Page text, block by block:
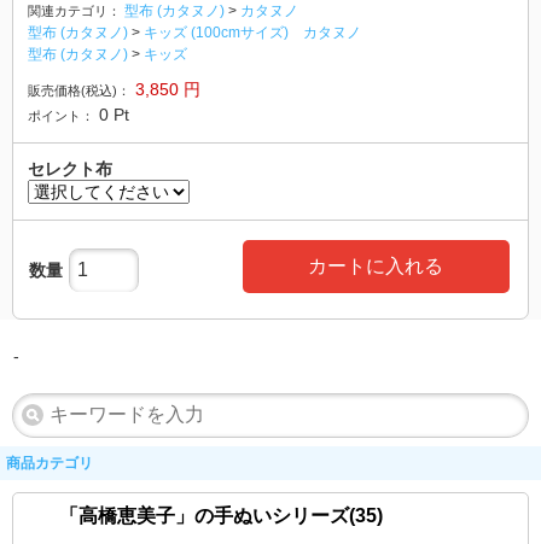
関連カテゴリ： 型布 (カタヌノ) > カタヌノ
型布 (カタヌノ) > キッズ (100cmサイズ) カタヌノ
型布 (カタヌノ) > キッズ
販売価格(税込)： 3,850 円
ポイント： 0 Pt
セレクト布
数量 カートに入れる
-
商品カテゴリ
「高橋恵美子」の手ぬいシリーズ(35)